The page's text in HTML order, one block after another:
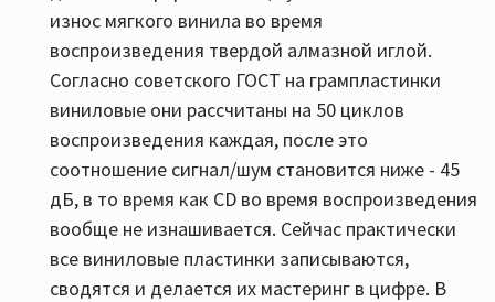
износ мягкого винила во время
воспроизведения твердой алмазной иглой.
Согласно советского ГОСТ на грампластинки
виниловые они рассчитаны на 50 циклов
воспроизведения каждая, после это
соотношение сигнал/шум становится ниже - 45
дБ, в то время как СD во время воспроизведения
вообще не изнашивается. Сейчас практически
все виниловые пластинки записываются,
сводятся и делается их мастеринг в цифре. В